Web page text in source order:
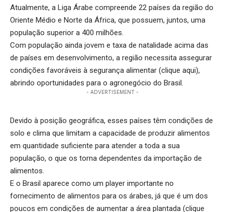
Atualmente, a Liga Árabe compreende 22 países da região do
Oriente Médio e Norte da África, que possuem, juntos, uma
população superior a 400 milhões.
Com população ainda jovem e taxa de natalidade acima das
de países em desenvolvimento, a região necessita assegurar
condições favoráveis à segurança alimentar (clique aqui),
abrindo oportunidades para o agronegócio do Brasil.
- ADVERTISEMENT -
Devido à posição geográfica, esses países têm condições de
solo e clima que limitam a capacidade de produzir alimentos
em quantidade suficiente para atender a toda a sua
população, o que os torna dependentes da importação de
alimentos.
E o Brasil aparece como um player importante no
fornecimento de alimentos para os árabes, já que é um dos
poucos em condições de aumentar a área plantada (clique